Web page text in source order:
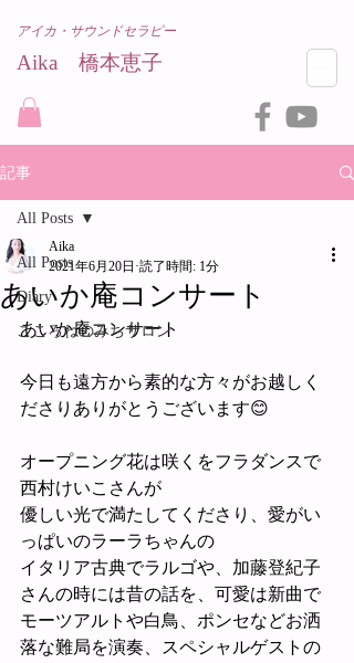
Aika 橋本恵子​
アイカ・サウンドセラピー
記事
All Posts
Diary
こころねのみちサロン
All Posts
あいか庵コンサート
Aika
2021年6月20日 読了時間: 1分
あいか庵コンサート
今日も遠方から素的な方々がお越しく
ださりありがとうございます😊
オープニング花は咲くをフラダンスで
西村けいこさんが
優しい光で満たしてくださり、愛がい
っぱいのラーラちゃんの
イタリア古典でラルゴや、加藤登紀子
さんの時には昔の話を、可愛は新曲で
モーツアルトや白鳥、ポンセなどお洒
落な難局を演奏、スペシャルゲストの